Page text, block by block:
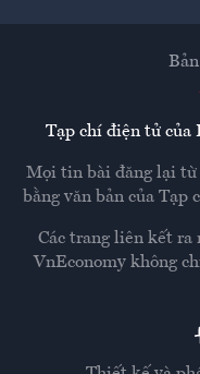
Tạp chí điện tử
Mọi tin bài đăng lại từ
bằng văn bản của Tạp
Các trang liên kết ra
VnEconomy không